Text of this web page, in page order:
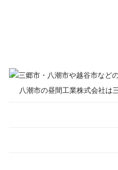
八潮市の昼間工業株式会社は